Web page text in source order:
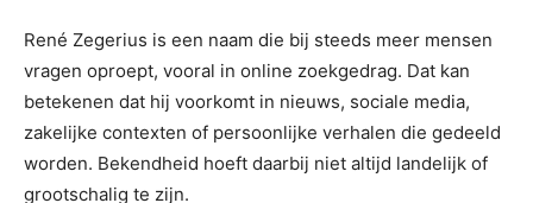
René Zegerius is een naam die bij steeds meer mensen
vragen oproept, vooral in online zoekgedrag. Dat kan
betekenen dat hij voorkomt in nieuws, sociale media,
zakelijke contexten of persoonlijke verhalen die gedeeld
worden. Bekendheid hoeft daarbij niet altijd landelijk of
grootschalig te zijn.